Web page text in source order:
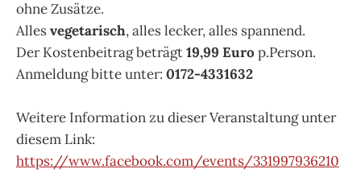
ohne Zusätze.
Allesvegetarisch, alles lecker, alles spannend.
Der Kostenbeitrag beträgt19,99 Euro p.Person.
Anmeldung bitte unter: 0172-4331632
Weitere Information zu dieser Veranstaltung unter
diesem Link:
https://www.facebook.com/events/331997936210